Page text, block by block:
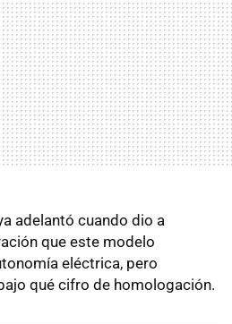
adelantó cuando dio a
que este modelo
eléctrica, pero
qué cifro de homologación.